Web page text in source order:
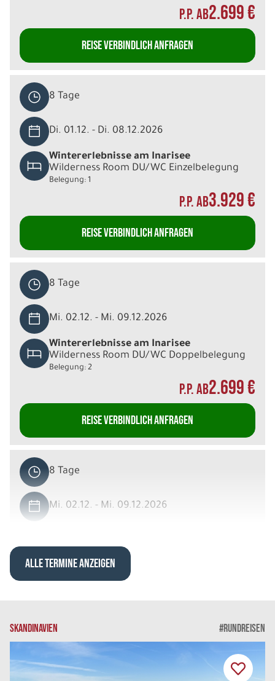
P.P. AB2.699 €
REISE VERBINDLICH ANFRAGEN
8 Tage
Di. 01.12. - Di. 08.12.2026
Wintererlebnisse am Inarisee
Wilderness Room DU/WC Einzelbelegung
Belegung: 1
P.P. AB3.929 €
REISE VERBINDLICH ANFRAGEN
8 Tage
Mi. 02.12. - Mi. 09.12.2026
Wintererlebnisse am Inarisee
Wilderness Room DU/WC Doppelbelegung
Belegung: 2
P.P. AB2.699 €
REISE VERBINDLICH ANFRAGEN
8 Tage
Mi. 02.12. - Mi. 09.12.2026
ALLE TERMINE ANZEIGEN
SKANDINAVIEN #RUNDREISEN